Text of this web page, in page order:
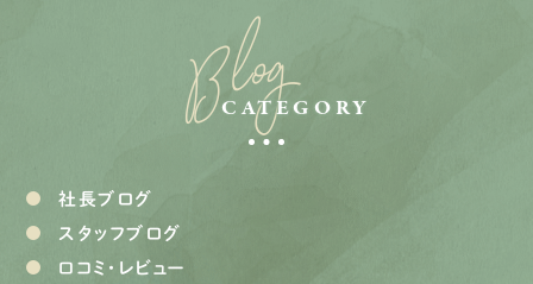
Blog
CATEGORY
社長ブログ
スタッフブログ
口コミ・レビュー